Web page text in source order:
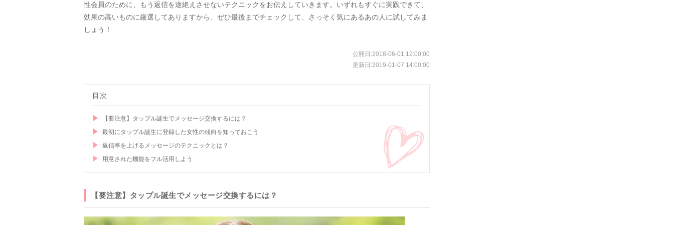
性会員のために、もう返信を途絶えさせないテクニックをお伝えしていきます。いずれもすぐに実践できて、
効果の高いものに厳選してありますから、ぜひ最後までチェックして、さっそく気にあるあの人に試してみま
しょう！
公開日:2018-06-01 12:00:00
更新日:2019-01-07 14:00:00
目次
【要注意】タップル誕生でメッセージ交換するには？
最初にタップル誕生に登録した女性の傾向を知っておこう
返信率を上げるメッセージのテクニックとは？
用意された機能をフル活用しよう
【要注意】タップル誕生でメッセージ交換するには？